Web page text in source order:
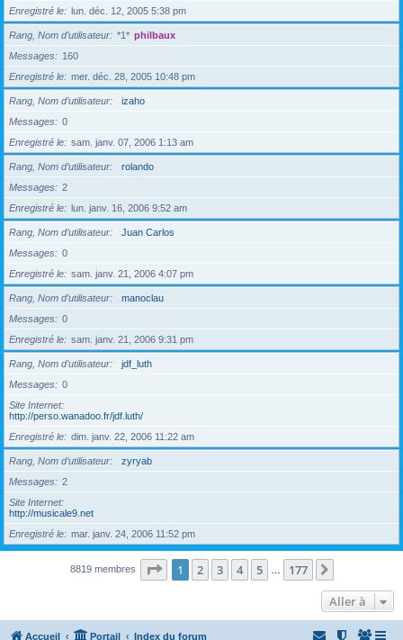
Enregistré le
lun. déc. 12, 2005 5:38 pm
Rang, Nom d’utilisateur *1* philbaux
Messages
160
Enregistré le
mer. déc. 28, 2005 10:48 pm
Rang, Nom d’utilisateur
izaho
Messages
0
Enregistré le
sam. janv. 07, 2006 1:13 am
Rang, Nom d’utilisateur
rolando
Messages
2
Enregistré le
lun. janv. 16, 2006 9:52 am
Rang, Nom d’utilisateur
Juan Carlos
Messages
0
Enregistré le
sam. janv. 21, 2006 4:07 pm
Rang, Nom d’utilisateur
manoclau
Messages
0
Enregistré le
sam. janv. 21, 2006 9:31 pm
Rang, Nom d’utilisateur
jdf_luth
Messages
0
Site Internet
http://perso.wanadoo.fr/jdf.luth/
Enregistré le
dim. janv. 22, 2006 11:22 am
Rang, Nom d’utilisateur
zyryab
Messages
2
Site Internet
http://musicale9.net
Enregistré le
mar. janv. 24, 2006 11:52 pm
8819 membres Page 1sur177
1 2 3 4 5 177
Aller à
Accueil Portail Index du forum